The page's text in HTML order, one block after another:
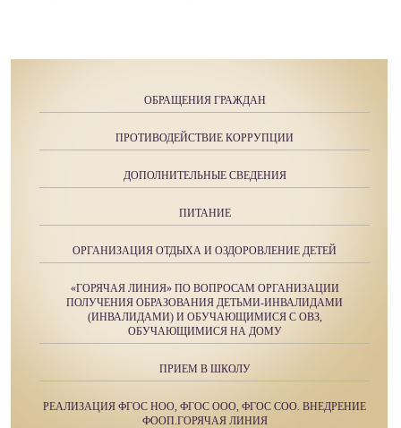
ОБРАЩЕНИЯ ГРАЖДАН
ПРОТИВОДЕЙСТВИЕ КОРРУПЦИИ
ДОПОЛНИТЕЛЬНЫЕ СВЕДЕНИЯ
ПИТАНИЕ
ОРГАНИЗАЦИЯ ОТДЫХА И ОЗДОРОВЛЕНИЕ ДЕТЕЙ
«ГОРЯЧАЯ ЛИНИЯ» ПО ВОПРОСАМ ОРГАНИЗАЦИИ
ПОЛУЧЕНИЯ ОБРАЗОВАНИЯ ДЕТЬМИ-ИНВАЛИДАМИ
(ИНВАЛИДАМИ) И ОБУЧАЮЩИМИСЯ С ОВЗ,
ОБУЧАЮЩИМИСЯ НА ДОМУ
ПРИЕМ В ШКОЛУ
РЕАЛИЗАЦИЯ ФГОС НОО, ФГОС ООО, ФГОС СОО. ВНЕДРЕНИЕ
ФООП.ГОРЯЧАЯ ЛИНИЯ